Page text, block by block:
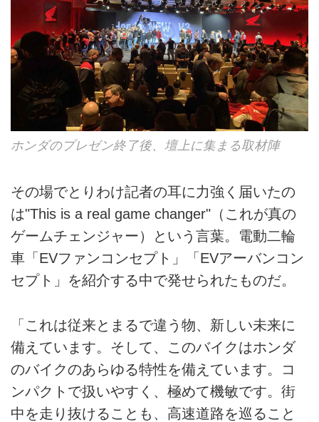
ホンダのプレゼン終了後、壇上に集まる取材陣
その場でとりわけ記者の耳に力強く届いたの
は"This is a real game changer"（これが真の
ゲームチェンジャー）という言葉。電動二輪
車「EVファンコンセプト」「EVアーバンコン
セプト」を紹介する中で発せられたものだ。
「これは従来とまるで違う物、新しい未来に
備えています。そして、このバイクはホンダ
のバイクのあらゆる特性を備えています。コ
ンパクトで扱いやすく、極めて機敏です。街
中を走り抜けることも、高速道路を巡ること